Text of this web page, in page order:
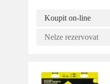
Koupit on-line
Nelze rezervovat